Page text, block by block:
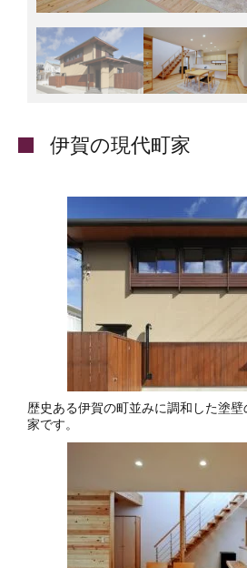
伊賀の現代町家
歴史ある伊賀の町並みに調和した塗壁
家です。